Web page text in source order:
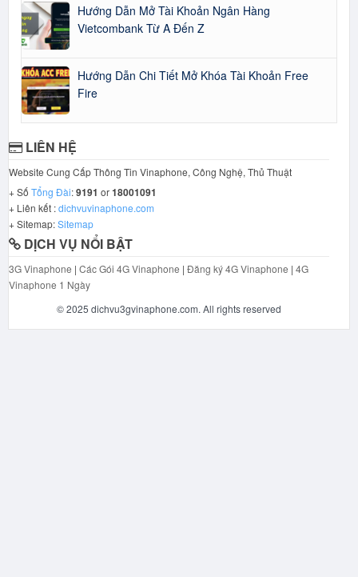
Hướng Dẫn Mở Tài Khoản Ngân Hàng
Vietcombank Từ A Đến Z
Hướng Dẫn Chi Tiết Mở Khóa Tài Khoản Free
Fire
LIÊN HỆ
Website Cung Cấp Thông Tin Vinaphone, Công Nghệ, Thủ Thuật
+ Số Tổng Đài:9191 or18001091
+ Liên kết :dichvuvinaphone.com
+ Sitemap:Sitemap
DỊCH VỤ NỔI BẬT
3G Vinaphone | Các Gói 4G Vinaphone | Đăng ký 4G Vinaphone | 4G
Vinaphone 1 Ngày
© 2025 dichvu3gvinaphone.com. All rights reserved